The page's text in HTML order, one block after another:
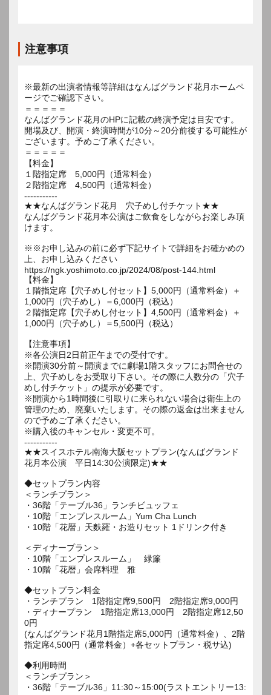
注意事項
※最新の出演者情報等詳細はなんばグランド花月ホームペ
ージでご確認下さい。
＝＝＝＝＝
なんばグランド花月のHPに記載の終演予定は目安です。
開場及び、開演・終演時間が10分～20分前後する可能性が
ございます。予めご了承ください。
＝＝＝＝＝
【料金】
１階指定席 5,000円（通常料金）
２階指定席 4,500円（通常料金）
-----------
★★なんばグランド花月 穴子めし付チケット★★
なんばグランド花月本公演はご飲食をしながらお楽しみ頂
けます。
※※お申し込みの前に必ず下記サイトで詳細をお確かめの
上、お申し込みください
https://ngk.yoshimoto.co.jp/2024/08/post-144.html
【料金】
１階指定席【穴子めし付セット】5,000円（通常料金）＋
1,000円（穴子めし）＝6,000円（税込）
２階指定席【穴子めし付セット】4,500円（通常料金）＋
1,000円（穴子めし）＝5,500円（税込）
【注意事項】
※各公演日2日前正午までの受付です。
※開演30分前～開演までに劇場1階スタッフにお問合せの
上、穴子めしをお受取り下さい。その際に人数分の「穴子
めし付チケット」の提示が必要です。
※開演から1時間後に引取りに来られない場合は衛生上の
管理のため、廃棄いたします。その際の返金は出来ません
ので予めご了承ください。
※購入後のキャンセル・変更不可。
-----------
★★スイスホテル南海大阪セットプラン(なんばグランド
花月本公演 平日14:30公演限定)★★
◆セットプラン内容
＜ランチプラン＞
・36階「テーブル36」ランチビュッフェ
・10階「エンプレスルーム」Yum Cha Lunch
・10階「花暦」天麩羅・お造りセット 1ドリンク付き
＜ディナープラン＞
・10階「エンプレスルーム」 緑簾
・10階「花暦」会席料理 雅
◆セットプラン料金
・ランチプラン 1階指定席9,500円 2階指定席9,000円
・ディナープラン 1階指定席13,000円 2階指定席12,50
0円
(なんばグランド花月1階指定席5,000円（通常料金）、2階
指定席4,500円（通常料金）+各セットプラン・税サ込)
◆利用時間
＜ランチプラン＞
・36階「テーブル36」11:30～15:00(ラストエントリー13: